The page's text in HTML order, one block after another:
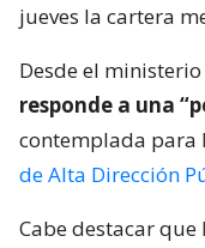
jueves la cartera
Desde el
responde a una
contemplada para
de Alta Dirección
Cabe destacar